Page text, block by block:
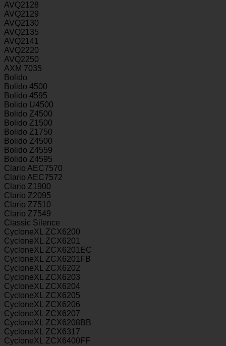
AVQ2128
AVQ2129
AVQ2130
AVQ2135
AVQ2141
AVQ2220
AVQ2250
AXM 7035
Bolido
Bolido 4500
Bolido 4595
Bolido U4500
Bolido Z4500
Bolido Z1500
Bolido Z1750
Bolido Z4500
Bolido Z4559
Bolido Z4595
Clario AEC7570
Clario AEC7572
Clario Z1900
Clario Z2095
Clario Z7510
Clario Z7549
Classic Silence
CycloneXL ZCX6200
CycloneXL ZCX6201
CycloneXL ZCX6201EC
CycloneXL ZCX6201FB
CycloneXL ZCX6202
CycloneXL ZCX6203
CycloneXL ZCX6204
CycloneXL ZCX6205
CycloneXL ZCX6206
CycloneXL ZCX6207
CycloneXL ZCX6208BB
CycloneXL ZCX6317
CycloneXL ZCX6400FF